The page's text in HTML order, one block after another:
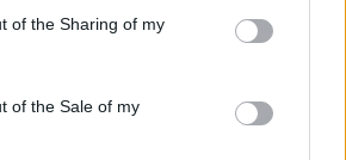
or usage behaviour. You may click to
to Google and its third-party tags to
specified purposes in below Google
of the Sharing of my
of the Sale of my
oddal
może być